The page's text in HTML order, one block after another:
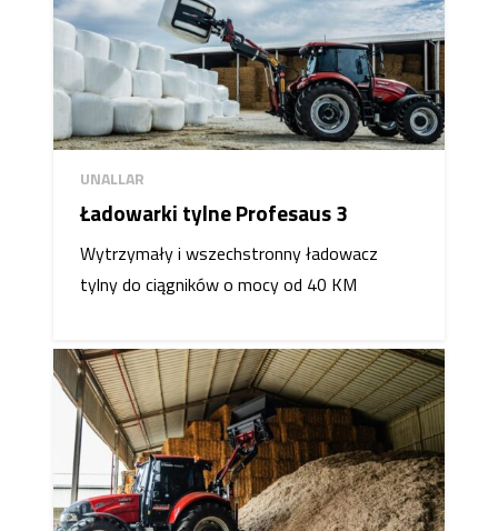
UNALLAR
Ładowarki tylne Profesaus 3
Wytrzymały i wszechstronny ładowacz
tylny do ciągników o mocy od 40 KM